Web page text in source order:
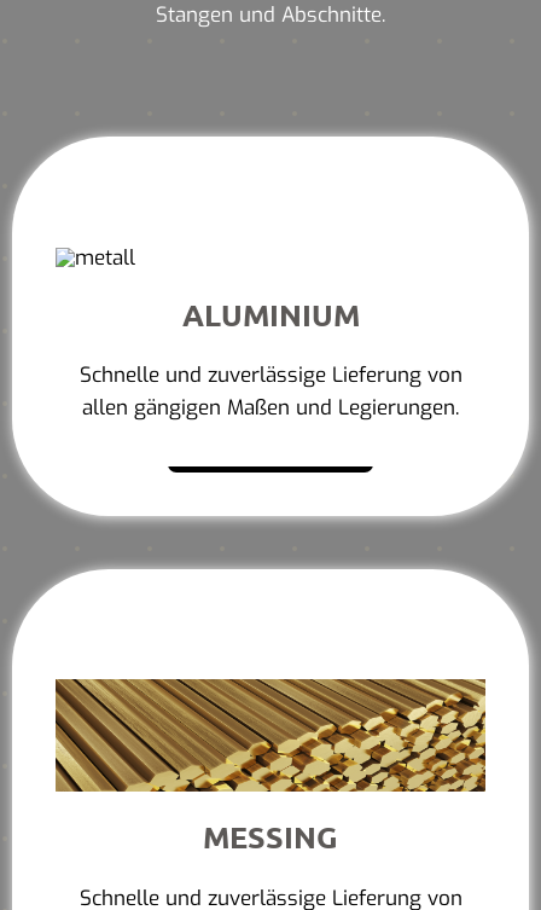
Stangen und Abschnitte.
ALUMINIUM
Schnelle und zuverlässige Lieferung von
allen gängigen Maßen und Legierungen.
MESSING
Schnelle und zuverlässige Lieferung von